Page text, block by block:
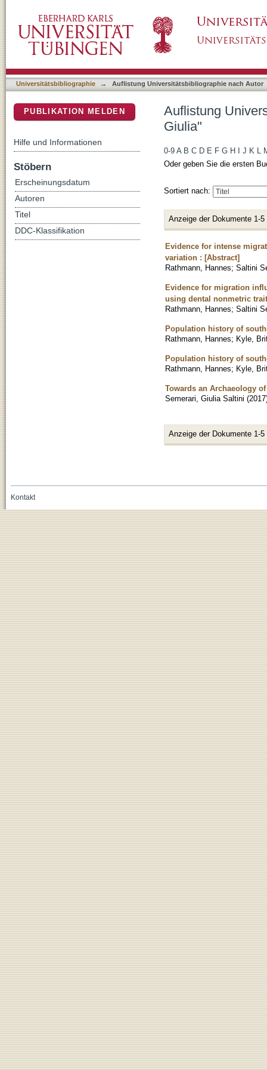
Universitätsbibliographie → Auflistung Universitätsbibliographie nach Autor
Auflistung
Giulia"
0-9 A B C D E F G H J K L
Oder geben Sie die ersten
Sortiert nach:
Anzeige der Dokumente 1-5
Evidence for intense
variation : [Abstract]
Rathmann, Hannes; Saltini
Evidence for migration
using dental nonmetric
Rathmann, Hannes; Saltini
Population history of
Rathmann, Hannes; Kyle,
Population history of
Rathmann, Hannes; Kyle,
Towards an Archaeology
Semerari, Giulia Saltini (2017
Anzeige der Dokumente 1-5
PUBLIKATION MELDEN
Hilfe und Informationen
Stöbern
Erscheinungsdatum
Autoren
Titel
DDC-Klassifikation
Kontakt